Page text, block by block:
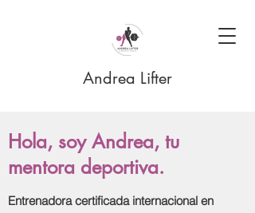
Andrea Lifter
Hola, soy Andrea, tu
mentora deportiva.
Entrenadora certificada internacional en